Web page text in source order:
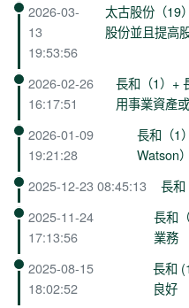
2026-03-
13
19:53:56
太古股份（19
股份並且提高
2026-02-26
16:17:51
長和（1）+
用事業資產
2026-01-09
19:21:28
長和（1
Watson）
2025-12-23 08:45:13
長和
2025-11-24
17:13:56
長和
業務
2025-08-15
18:02:52
長和
良好